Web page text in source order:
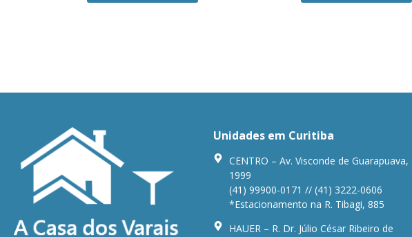
Unidades em Curitiba
CENTRO – Av. Visconde de Guarapuava,
1999
(41) 99900-0171 // (41) 3222-0606
*Estacionamento na R. Tibagi, 885
HAUER – R. Dr. Júlio César Ribeiro de